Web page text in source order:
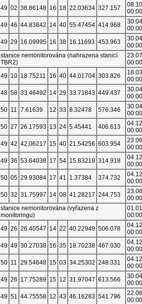
49 02 36.86148 16 18 22.03634 327.157
00:00
49 46 44.83842 14 40 55.47454 414.968
00:00
49 29 16.09995 16 38 16.11693 453.963
00:00
stanice nemonitorována (nahrazena stanicí
TBR2)
00:00
49 10 18.75211 16 40 44.01704 303.826
00:00
48 58 33.46492 14 29 33.71843 449.437
00:00
50 11 7.61639 12 33 8.32478 576.346
00:00
50 27 26.17593 13 24 5.45441 406.613
00:00
49 42 42.06217 15 40 21.54256 603.954
00:00
49 36 53.64038 17 54 15.83219 314.918
00:00
50 05 29.93084 17 41 1.37384 374.732
00:00
50 32 31.75997 14 08 41.28217 244.753
00:00
stanice nemonitorována (vyřazena z
monitoringu)
00:00
49 26 26.40547 14 22 40.22949 506.078
00:00
49 49 30.27038 16 35 18.70238 467.030
00:00
50 11 29.54648 15 03 34.25302 248.331
00:00
49 26 17.75289 15 12 31.97047 613.566
00:00
49 51 44.75558 12 43 46.16283 541.796
00:00